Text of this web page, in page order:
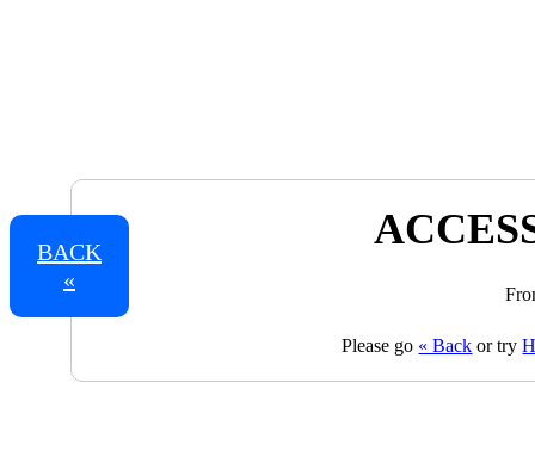
BACK
«
Please go « Back or try